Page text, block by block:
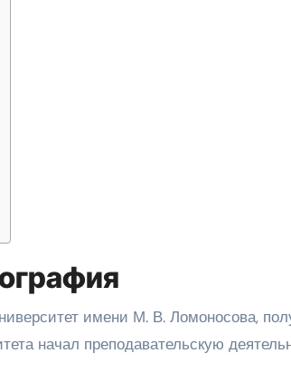
имени М. В. Ломоносова,
начал преподавательскую